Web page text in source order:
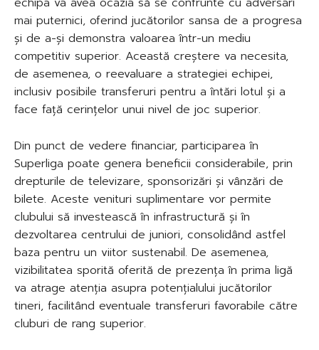
mai puternici, oferind jucătorilor sansa de a progresa
și de a-și demonstra valoarea într-un mediu
competitiv superior. Această creștere va necesita,
de asemenea, o reevaluare a strategiei echipei,
inclusiv posibile transferuri pentru a întări lotul și a
face față cerințelor unui nivel de joc superior.
Din punct de vedere financiar, participarea în
Superliga poate genera beneficii considerabile, prin
drepturile de televizare, sponsorizări și vânzări de
bilete. Aceste venituri suplimentare vor permite
clubului să investească în infrastructură și în
dezvoltarea centrului de juniori, consolidând astfel
baza pentru un viitor sustenabil. De asemenea,
vizibilitatea sporită oferită de prezența în prima ligă
va atrage atenția asupra potențialului jucătorilor
tineri, facilitând eventuale transferuri favorabile către
cluburi de rang superior.